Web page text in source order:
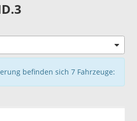
befinden sich 7 Fahrzeuge: